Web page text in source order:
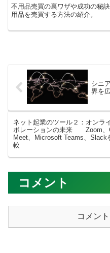
不用品売買の裏ワザや成功の秘
用品を売買する方法の紹介。
シニ
界を
ネット起業のツール２：オンラ
ボレーションの未来 Zoom、
Meet、Microsoft Teams、Slack
較
コメント
コメン